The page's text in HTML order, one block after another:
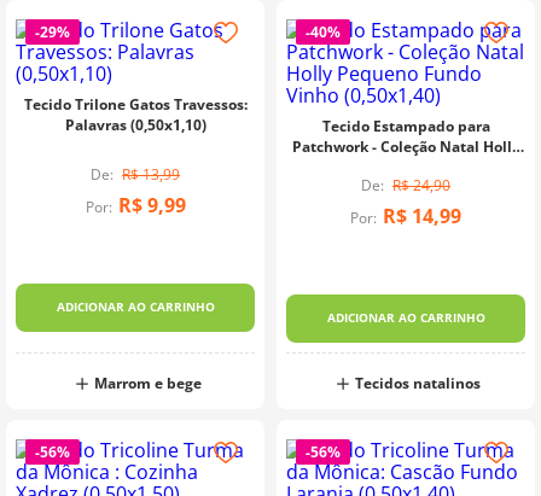
-29%
Tecido Trilone Gatos Travessos:
Palavras (0,50x1,10)
R$13,99
Por: R$ 9,99
ADICIONAR AO CARRINHO
Marrom e bege
-40%
Tecido Estampado para
Patchwork - Coleção Natal Holly
R$24,90
Por: R$ 14,99
ADICIONAR AO CARRINHO
Tecidos natalinos
-56% -56%